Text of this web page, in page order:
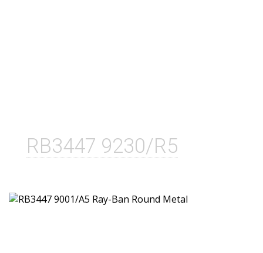
RB3447 9230/R5